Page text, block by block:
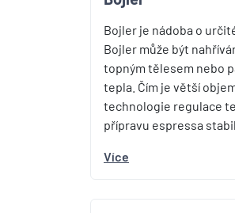
Bojler je nádoba o
Bojler může být
topným tělesem nebo
tepla. Čím je větší
technologie regulace
přípravu espressa
Více